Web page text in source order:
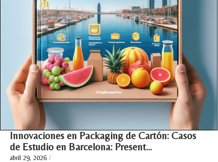
Innovaciones en Packaging de Cartón: Casos
de Estudio en Barcelona: Present…
abril 29, 2026 /